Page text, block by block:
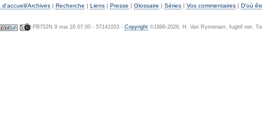
d'accueil/Archives | Recherche | Liens | Presse | Glossaire | Séries | Vos commentaires | D'où
PB752N 9 mai 16 07:00 - 57141053 - Copyright ©1996-2026, H. Van Rymenam, fugitif.net.